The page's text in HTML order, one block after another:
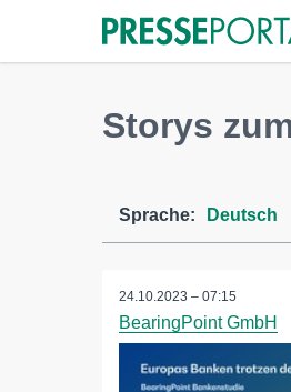
Storys
Sprache: Deutsch
24.10.2023 – 07:15
BearingPoint GmbH